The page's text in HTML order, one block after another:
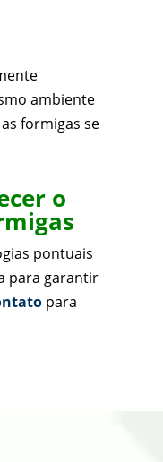
ambiente
formigas se
o
pontuais
para garantir
para